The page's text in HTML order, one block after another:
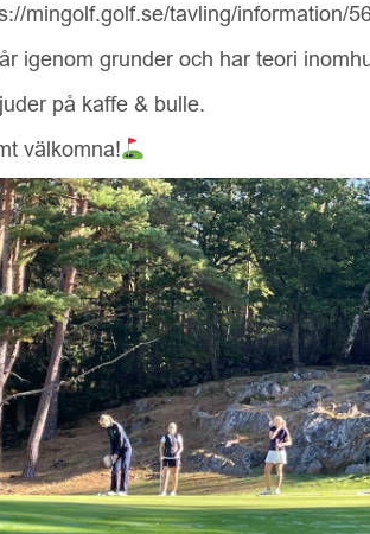
mingolf.golf.se/tavling/information/
igenom grunder och har teori
på kaffe & bulle.
välkomna!